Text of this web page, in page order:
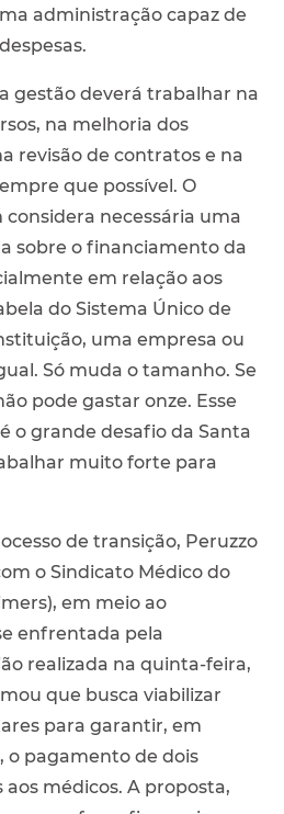
administração capaz de
gestão deverá trabalhar na
na melhoria dos
revisão de contratos e na
que possível. O
necessária uma
sobre o financiamento da
em relação aos
do Sistema Único de
uma empresa ou
Só muda o tamanho. Se
pode gastar onze. Esse
o grande desafio da Santa
muito forte para
de transição, Peruzzo
o Sindicato Médico do
em meio ao
enfrentada pela
realizada na quinta-feira,
que busca viabilizar
para garantir, em
o pagamento de dois
médicos. A proposta,